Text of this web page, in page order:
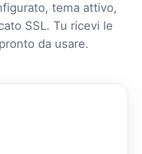
tema attivo,
SSL. Tu ricevi le
da usare.